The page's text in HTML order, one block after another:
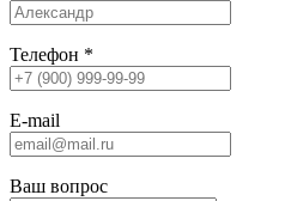
Телефон *
E-mail
Ваш вопрос